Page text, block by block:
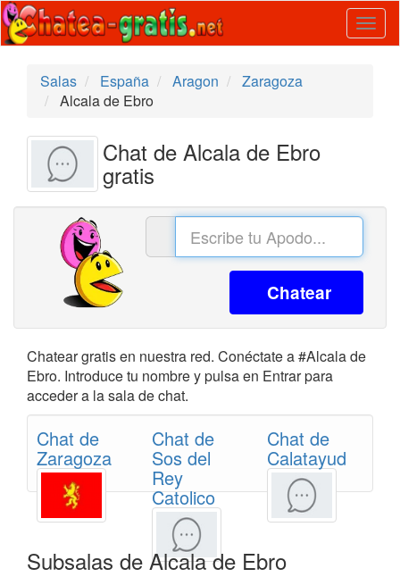
Salas
España Aragon
Zaragoza
Alcala de Ebro
Chat de Alcala de Ebro
gratis
Chatear
Chatear gratis en nuestra red. Conéctate a #Alcala de
Ebro. Introduce tu nombre y pulsa en Entrar para
acceder a la sala de chat.
Chat de
Zaragoza
Chat de
Sos del
Rey
Catolico
Chat de
Calatayud
Subsalas de Alcala de Ebro